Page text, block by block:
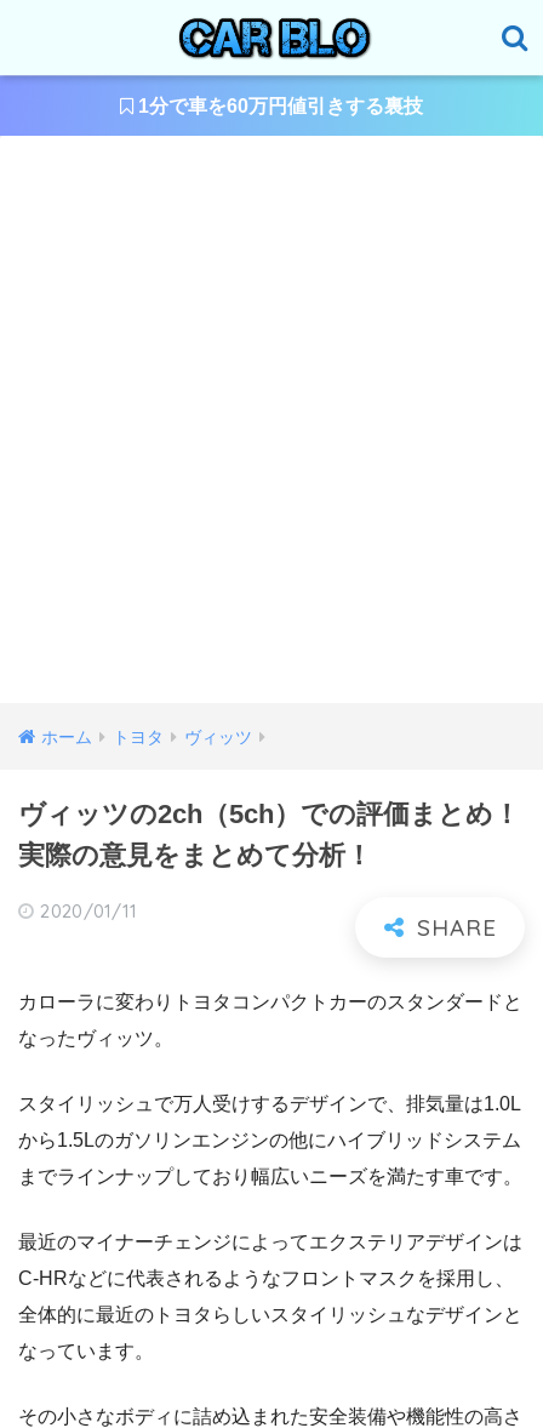
1分で車を60万円値引きする裏技
ホーム トヨタ ヴィッツ
ヴィッツの2ch（5ch）での評価まとめ！
実際の意見をまとめて分析！
2020/01/11
カローラに変わりトヨタコンパクトカーのスタンダードと
なったヴィッツ。
スタイリッシュで万人受けするデザインで、排気量は1.0L
から1.5Lのガソリンエンジンの他にハイブリッドシステム
までラインナップしており幅広いニーズを満たす車です。
最近のマイナーチェンジによってエクステリアデザインは
C-HRなどに代表されるようなフロントマスクを採用し、
全体的に最近のトヨタらしいスタイリッシュなデザインと
なっています。
その小さなボディに詰め込まれた安全装備や機能性の高さ